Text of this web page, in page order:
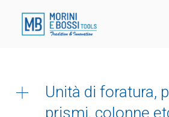
Unità di foratura,
prismi, colonne